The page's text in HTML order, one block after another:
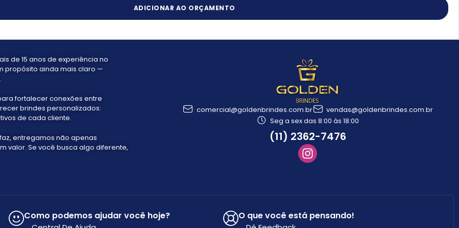
ADICIONAR AO ORÇAMENTO
de 15 anos de experiência no
propósito ainda mais claro —
fortalecer conexões entre
brindes personalizados:
de cada cliente.
entregamos não apenas
valor. Se você busca algo diferente,
comercial@goldenbrindes.com.br
vendas@goldenbrindes.com.br
Seg a sex das 8:00 às 18:00
(11) 2362-7476
Como podemos ajudar você hoje? O que você está pensando!